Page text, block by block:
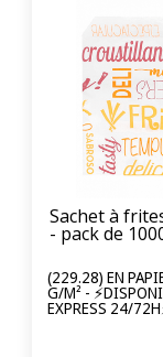
Sachet à
- pack de
(229.28) EN
G/M² -
EXPRESS 24/